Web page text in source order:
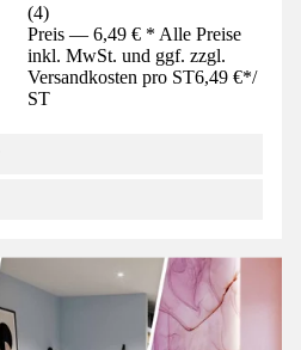
(4)
Preis — 6,49 € * Alle Preise
inkl. MwSt. und ggf. zzgl.
Versandkosten pro ST6,49 €*/
ST